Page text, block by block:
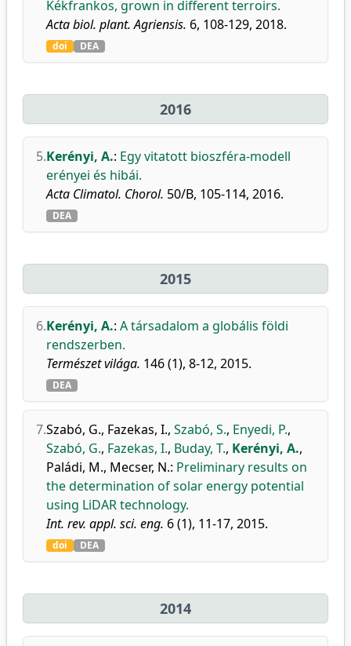
Kékfrankos, grown in different terroirs.
Acta biol. plant. Agriensis. 6, 108-129, 2018.
doi DEA
2016
5.Kerényi, A.: Egy vitatott bioszféra-modell
erényei és hibái.
Acta Climatol. Chorol. 50/B, 105-114, 2016.
DEA
2015
6.Kerényi, A.: A társadalom a globális földi
rendszerben.
Természet világa. 146 (1), 8-12, 2015.
DEA
7.Szabó, G., Fazekas, I., Szabó, S., Enyedi, P.,
Szabó, G., Fazekas, I., Buday, T., Kerényi, A.,
Paládi, M., Mecser, N.: Preliminary results on
the determination of solar energy potential
using LiDAR technology.
Int. rev. appl. sci. eng. 6 (1), 11-17, 2015.
doi DEA
2014